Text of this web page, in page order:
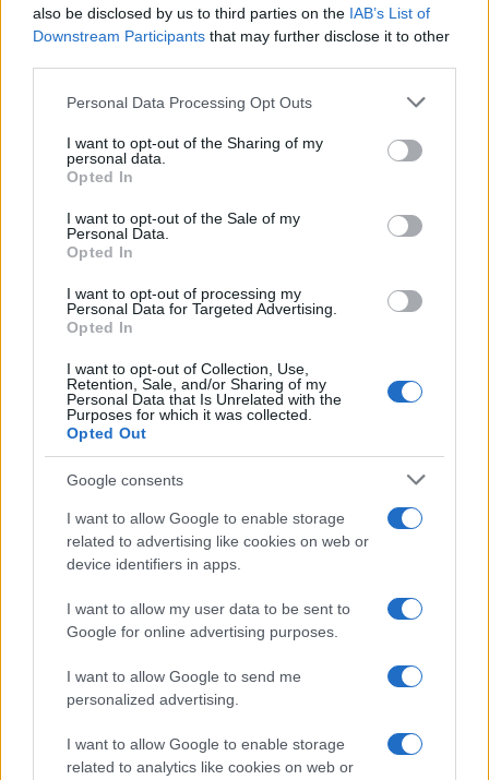
also be disclosed by us to third parties on the IAB’s List of
Downstream Participants that may further disclose it to other
Please note that this website/app uses one or more Google
not limited to your visit or usage behaviour. You may click to
grant or deny consent to Google and its third-party tags to
use your data for below specified purposes in below Google
consent section.
Personal Data Processing Opt Outs
I want to opt-out of the Sharing of my
personal data.
Opted In
I want to opt-out of the Sale of my
Personal Data.
Opted In
I want to opt-out of processing my
Personal Data for Targeted Advertising.
Opted In
I want to opt-out of Collection, Use,
Retention, Sale, and/or Sharing of my
Personal Data that Is Unrelated with the
Purposes for which it was collected.
Opted Out
Google consents
I want to allow Google to enable storage
related to advertising like cookies on web or
device identifiers in apps.
I want to allow my user data to be sent to
Google for online advertising purposes.
I want to allow Google to send me
personalized advertising.
I want to allow Google to enable storage
related to analytics like cookies on web or
BELLEZZA
Emma trasforma il bikini animalier in un must-have
Cristian Castiglioni · 7 Ago 2026
BELLEZZA
reale nell’arte rinascimentale
Camilla Fiore · 7 Ago 2026